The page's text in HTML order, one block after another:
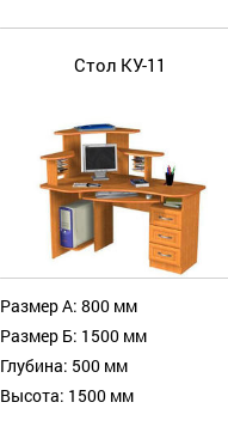
Стол КУ-11
Размер А: 800 мм
Размер Б: 1500 мм
Глубина: 500 мм
Высота: 1500 мм